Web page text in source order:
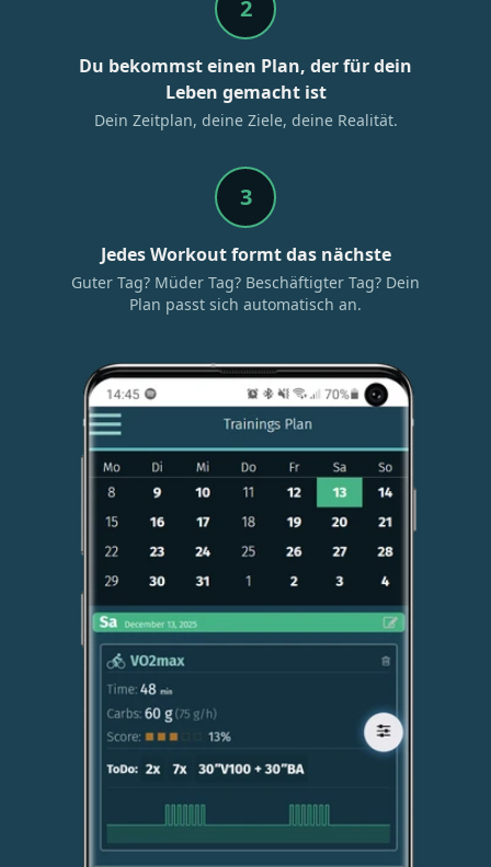
2
Du bekommst einen Plan, der für dein
Leben gemacht ist
Dein Zeitplan, deine Ziele, deine Realität.
3
Jedes Workout formt das nächste
Guter Tag? Müder Tag? Beschäftigter Tag? Dein
Plan passt sich automatisch an.